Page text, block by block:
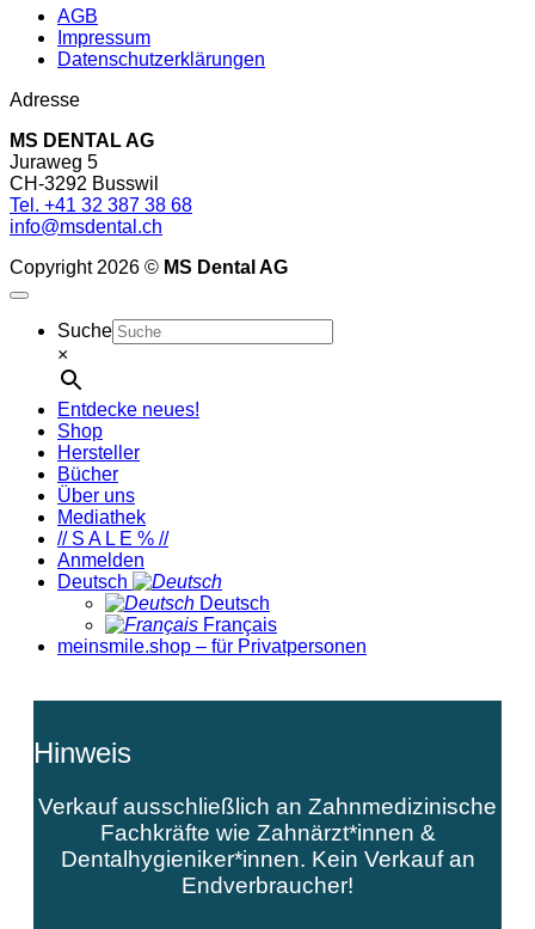
AGB
Impressum
Datenschutzerklärungen
Adresse
MS DENTAL AG
Juraweg 5
CH-3292 Busswil
Tel. +41 32 387 38 68
info@msdental.ch
Copyright 2026 © MS Dental AG
Suche
×
Entdecke neues!
Shop
Hersteller
Bücher
Über uns
Mediathek
// S A L E % //
Anmelden
Deutsch
Deutsch
Français
meinsmile.shop – für Privatpersonen
Hinweis
Verkauf ausschließlich an Zahnmedizinische
Fachkräfte wie Zahnärzt*innen &
Dentalhygieniker*innen. Kein Verkauf an
Endverbraucher!